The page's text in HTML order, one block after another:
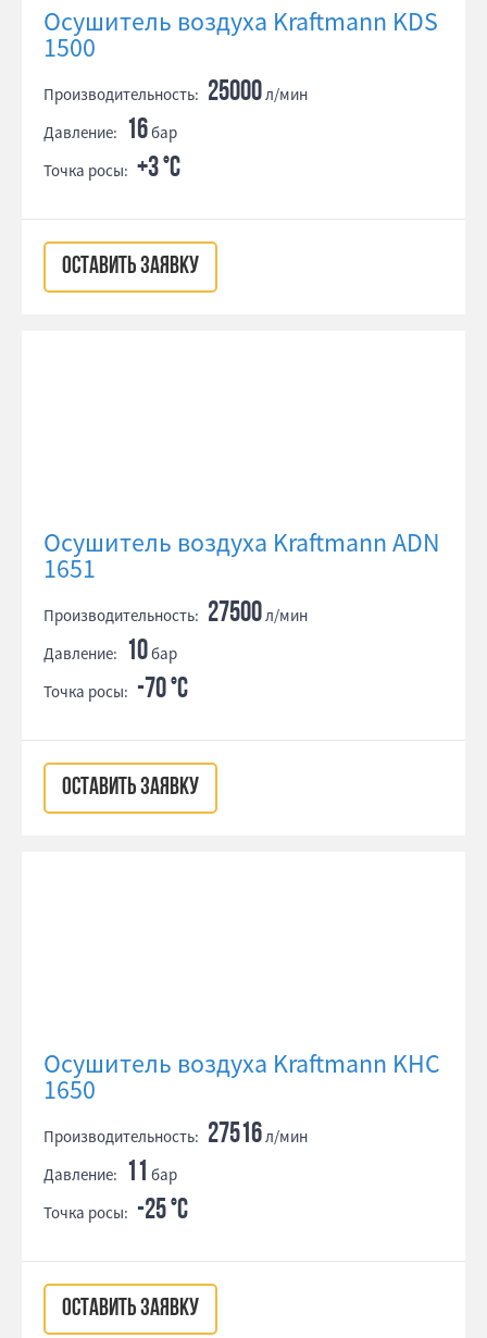
Осушитель воздуха Kraftmann KDS
1500
Производительность: 25000л/мин
Давление: 16бар
Точка росы: +3 °С
ОСТАВИТЬ ЗАЯВКУ
Осушитель воздуха Kraftmann ADN
1651
Производительность: 27500л/мин
Давление: 10бар
Точка росы: -70 °С
ОСТАВИТЬ ЗАЯВКУ
Осушитель воздуха Kraftmann KHC
1650
Производительность: 27516л/мин
Давление: 11 бар
Точка росы: -25 °С
ОСТАВИТЬ ЗАЯВКУ